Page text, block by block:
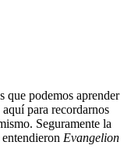
que podemos aprender
para recordarnos
Seguramente la
Evangelion